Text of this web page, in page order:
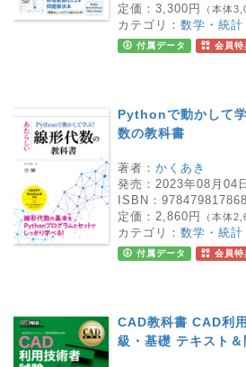
定価： 3,300円 （本体
カテゴリ： 数学・統計
付属データ 会員特
Pythonで動かして
数の教科書
著者： かくあき
発売： 2023年08月04日
ISBN：
定価： 2,860円 （本体
カテゴリ： 数学・統計
付属データ 会員特
CAD教科書 CAD利
級・基礎 テキスト